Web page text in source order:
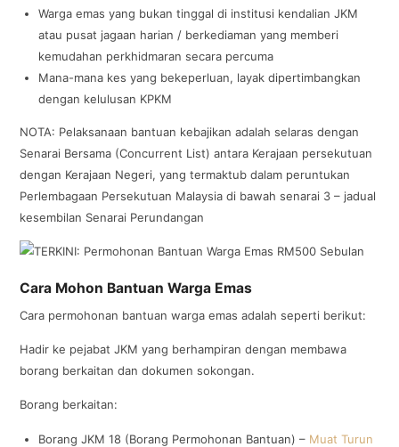
Warga emas yang bukan tinggal di institusi kendalian JKM
atau pusat jagaan harian / berkediaman yang memberi
kemudahan perkhidmaran secara percuma
Mana-mana kes yang bekeperluan, layak dipertimbangkan
dengan kelulusan KPKM
NOTA: Pelaksanaan bantuan kebajikan adalah selaras dengan
Senarai Bersama (Concurrent List) antara Kerajaan persekutuan
dengan Kerajaan Negeri, yang termaktub dalam peruntukan
Perlembagaan Persekutuan Malaysia di bawah senarai 3 – jadual
kesembilan Senarai Perundangan
Cara Mohon Bantuan Warga Emas
Cara permohonan bantuan warga emas adalah seperti berikut:
Hadir ke pejabat JKM yang berhampiran dengan membawa
borang berkaitan dan dokumen sokongan.
Borang berkaitan:
Borang JKM 18 (Borang Permohonan Bantuan) – Muat Turun